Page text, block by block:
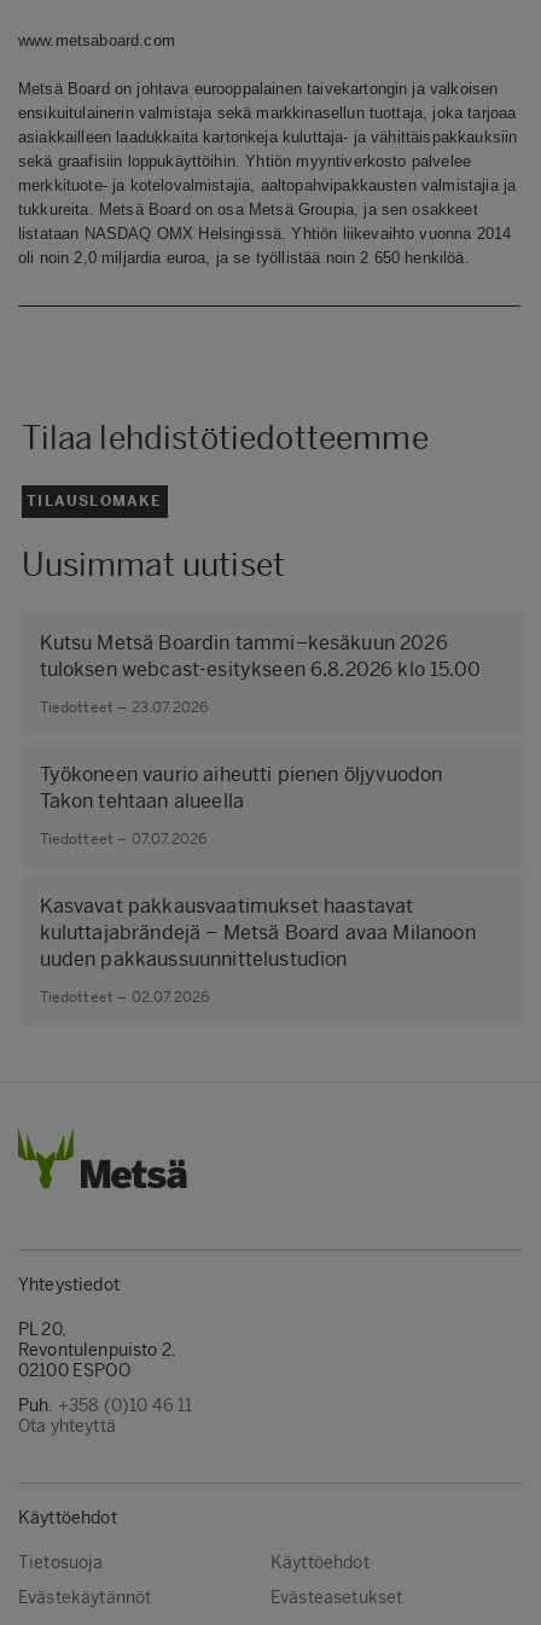
www.metsaboard.com
Metsä Board on johtava eurooppalainen taivekartongin ja valkoisen
ensikuitulainerin valmistaja sekä markkinasellun tuottaja, joka tarjoaa
asiakkailleen laadukkaita kartonkeja kuluttaja- ja vähittäispakkauksiin
sekä graafisiin loppukäyttöihin. Yhtiön myyntiverkosto palvelee
merkkituote- ja kotelovalmistajia, aaltopahvipakkausten valmistajia ja
tukkureita. Metsä Board on osa Metsä Groupia, ja sen osakkeet
listataan NASDAQ OMX Helsingissä. Yhtiön liikevaihto vuonna 2014
oli noin 2,0 miljardia euroa, ja se työllistää noin 2 650 henkilöä.
Tilaa lehdistötiedotteemme
TILAUSLOMAKE
Uusimmat uutiset
Kutsu Metsä Boardin tammi–kesäkuun 2026
tuloksen webcast-esitykseen 6.8.2026 klo 15.00
Tiedotteet – 23.07.2026
Työkoneen vaurio aiheutti pienen öljyvuodon
Takon tehtaan alueella
Tiedotteet – 07.07.2026
Kasvavat pakkausvaatimukset haastavat
kuluttajabrändejä – Metsä Board avaa Milanoon
uuden pakkaussuunnittelustudion
Tiedotteet – 02.07.2026
Yhteystiedot
PL 20,
Revontulenpuisto 2,
02100 ESPOO
Puh. +358 (0)10 46 11
Ota yhteyttä
Käyttöehdot
Tietosuoja
Käyttöehdot
Evästekäytännöt
Evästeasetukset